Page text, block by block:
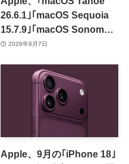
26.6.1｣｢macOS Sequoia
15.7.9｣｢macOS Sonoma
14.8.9｣をリリース ｰ 画面共
2026年8月7日
Apple、9月の｢iPhone 18｣